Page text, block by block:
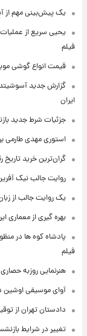
یک پیش‌بینی مهم از
یحیی سریع از
فیلم
قیمت انواع گوشی موبایل امروز
گزارش جدید
ایران
جزئیات شرط جدید
استوری مهدی طارمی
گران‌ترین خرید تاریخ
روایت جالب نیک
یک روایت جالب از
بهره گیری از معماری
پادشاه کوه ها در
فیلم
هنرنمایی روزبه
آوای موسیقی اوشین
دادستان تهران از
تغییر در شرایط